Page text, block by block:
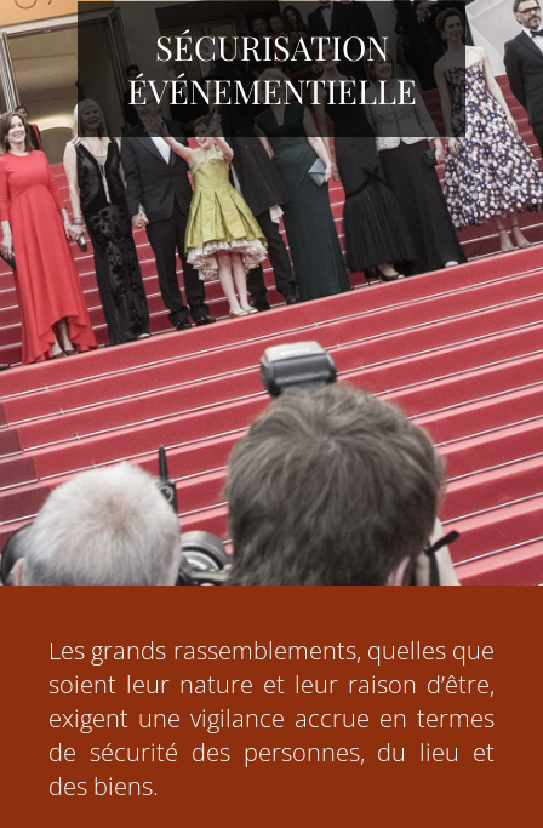
SÉCURISATION
ÉVÉNEMENTIELLE
Les grands rassemblements, quelles que
soient leur nature et leur raison d’être,
exigent une vigilance accrue en termes
de sécurité des personnes, du lieu et
des biens.